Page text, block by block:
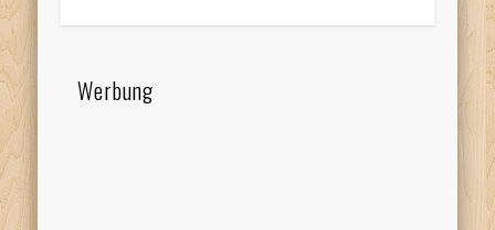
Werbung